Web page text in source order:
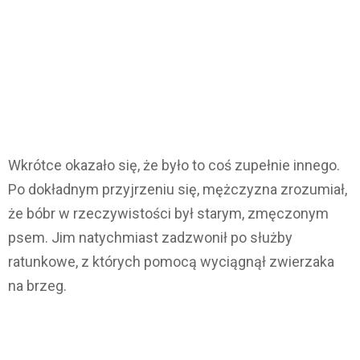
Wkrótce okazało się, że było to coś zupełnie innego.
Po dokładnym przyjrzeniu się, mężczyzna zrozumiał,
że bóbr w rzeczywistości był starym, zmęczonym
psem. Jim natychmiast zadzwonił po służby
ratunkowe, z których pomocą wyciągnął zwierzaka
na brzeg.